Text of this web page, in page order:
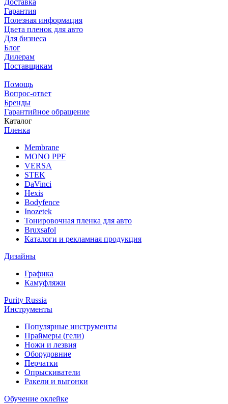
Доставка
Гарантия
Полезная информация
Цвета пленок для авто
Для бизнеса
Блог
Дилерам
Поставщикам
Помощь
Вопрос-ответ
Бренды
Гарантийное обращение
Каталог
Пленка
Membrane
MONO PPF
VERSA
STEK
DaVinci
Hexis
Bodyfence
Inozetek
Тонировочная пленка для авто
Bruxsafol
Каталоги и рекламная продукция
Дизайны
Графика
Камуфляжи
Purity Russia
Инструменты
Популярные инструменты
Праймеры (гели)
Ножи и лезвия
Оборудовние
Перчатки
Опрыскиватели
Ракели и выгонки
Обучение оклейке